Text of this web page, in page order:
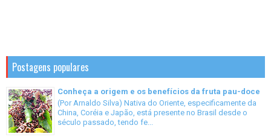
Postagens populares
Conheça a origem e os benefícios da fruta pau-doce
(Por Arnaldo Silva) Nativa do Oriente, especificamente da
China, Coréia e Japão, está presente no Brasil desde o
século passado, tendo fe...